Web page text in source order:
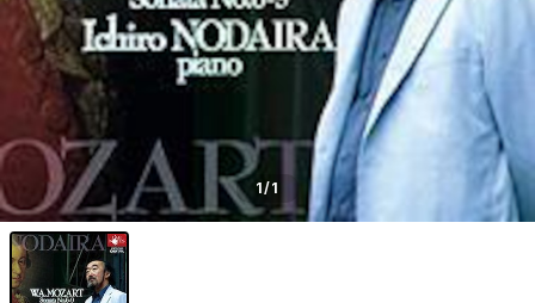
1/1